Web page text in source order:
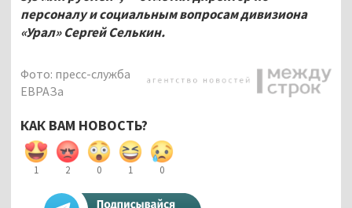
персоналу и социальным вопросам дивизиона
«Урал» Сергей Селькин.
Фото: пресс-служба
ЕВРАЗа
КАК ВАМ НОВОСТЬ?
1 2 0 1 0